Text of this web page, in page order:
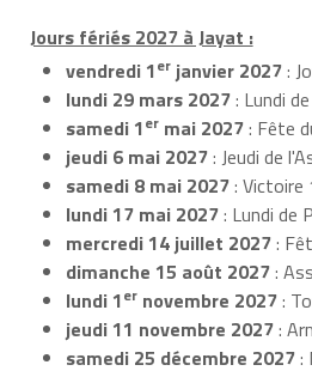
Jours fériés 2027 à Jayat :
vendredi 1er janvier 2027:
lundi 29 mars 2027: Lundi
samedi 1er mai 2027: Fête
jeudi 6 mai 2027: Jeudi de
samedi 8 mai 2027: Victoire
lundi 17 mai 2027: Lundi de
mercredi 14 juillet 2027:
dimanche 15 août 2027:
lundi 1er novembre 2027:
jeudi 11 novembre 2027:
samedi 25 décembre 2027: